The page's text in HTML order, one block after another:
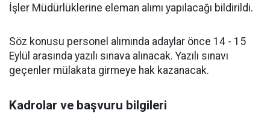
İşler Müdürlüklerine eleman alımı yapılacağı bildirildi.
Söz konusu personel alımında adaylar önce 14 - 15
Eylül arasında yazılı sınava alınacak. Yazılı sınavı
geçenler mülakata girmeye hak kazanacak.
Kadrolar ve başvuru bilgileri